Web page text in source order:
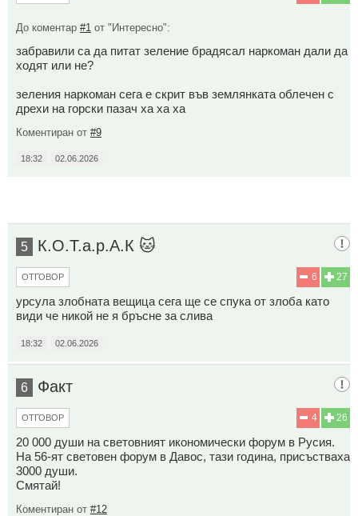
До коментар #1 от "Интересно":
забравили са да питат зеление брадясал наркоман дали да
ходят или не?
зеления наркоман сега е скрит във землянката облечен с
дрехи на горски пазач ха ха ха
Коментиран от #9
18:32 02.06.2026
5 К.О.Т.а.р.А.К 🐱
27
6
ОТГОВОР
урсула злобната вещица сега ще се спука от злоба като
види че никой не я бръсне за слива
18:32 02.06.2026
6 Факт
26
4
ОТГОВОР
20 000 души на световният икономически форум в Русия.
На 56-ят световен форум в Давос, тази година, присъстваха
3000 души.
Смятай!
Коментиран от #12